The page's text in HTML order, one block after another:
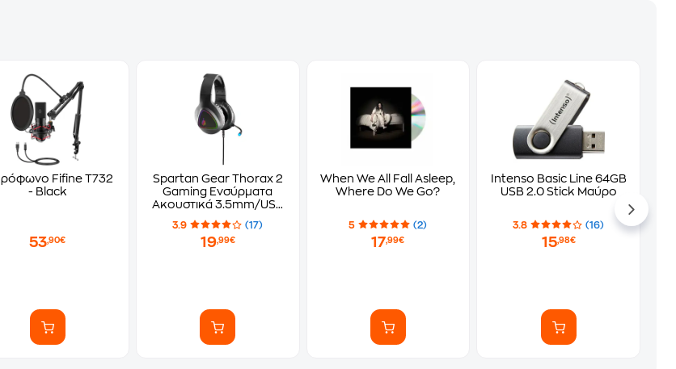
Fifine T732
- Black
53,90€
Spartan Gear Thorax 2
Gaming Ενσύρματα
Ακουστικά 3.5mm/USB
με LED Φωτισμό -
Μαύρα
3.9 (17)
19,99€
When We All Fall Asleep,
Where Do We Go?
5 (2)
17,99€
Intenso Basic Line 64GB
USB 2.0 Stick Μαύρο
3.8 (16)
15,98€